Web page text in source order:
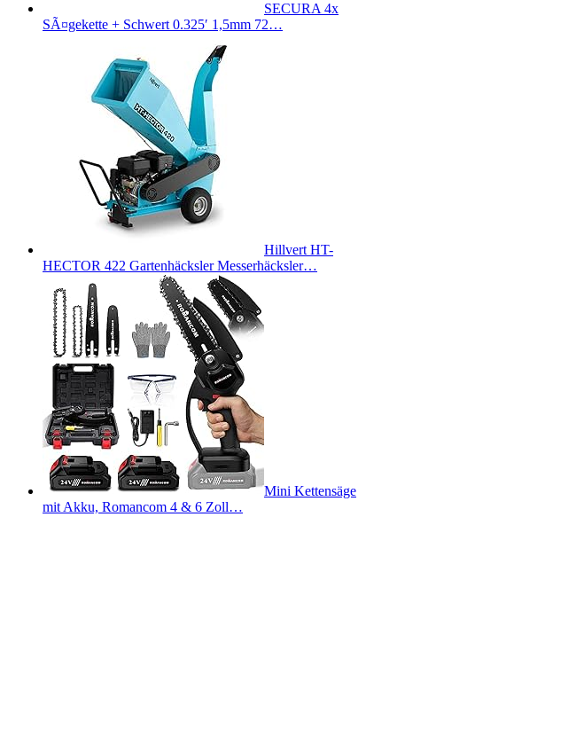
SECURA 4x
SÃ¤gekette + Schwert 0.325′ 1,5mm 72…
Hillvert HT-
HECTOR 422 Gartenhäcksler Messerhäcksler…
Mini Kettensäge
mit Akku, Romancom 4 & 6 Zoll…